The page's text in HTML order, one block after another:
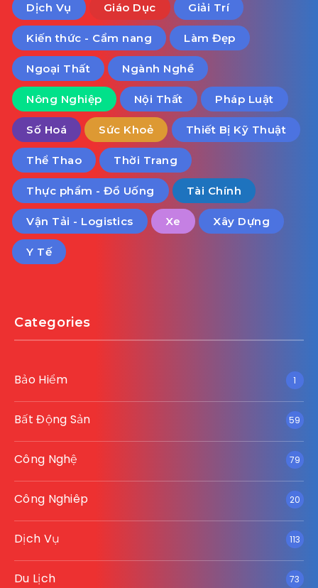
Dịch Vụ Giáo Dục Giải Trí
Kiến thức - Cẩm nang Làm Đẹp
Ngoại Thất Ngành Nghề
Nông Nghiệp Nội Thất Pháp Luật
Số Hoá Sức Khoẻ Thiết Bị Kỹ Thuật
Thể Thao Thời Trang
Thực phẩm - Đồ Uống Tài Chính
Vận Tải - Logistics Xe Xây Dựng
Y Tế
Categories
Bảo Hiểm 1
Bất Động Sản 59
Công Nghệ 79
Công Nghiêp 20
Dịch Vụ 113
Du Lịch 73